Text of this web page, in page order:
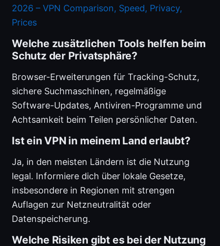
2026 – VPN Comparison, Speed, Privacy,
Prices
Welche zusätzlichen Tools helfen beim
Schutz der Privatsphäre?
Browser-Erweiterungen für Tracking-Schutz,
sichere Suchmaschinen, regelmäßige
Software-Updates, Antiviren-Programme und
Achtsamkeit beim Teilen persönlicher Daten.
Ist ein VPN in meinem Land erlaubt?
Ja, in den meisten Ländern ist die Nutzung
legal. Informiere dich über lokale Gesetze,
insbesondere in Regionen mit strengen
Auflagen zur Netzneutralität oder
Datenspeicherung.
Welche Risiken gibt es bei der Nutzung